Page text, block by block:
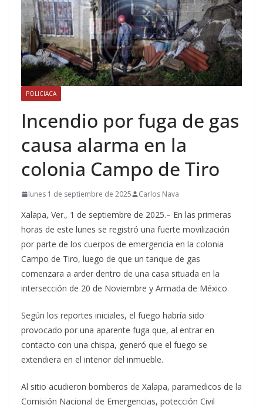
POLICIACA
Incendio por fuga de gas
causa alarma en la
colonia Campo de Tiro
lunes 1 de septiembre de 2025 Carlos Nava
Xalapa, Ver., 1 de septiembre de 2025.– En las primeras
horas de este lunes se registró una fuerte movilización
por parte de los cuerpos de emergencia en la colonia
Campo de Tiro, luego de que un tanque de gas
comenzara a arder dentro de una casa situada en la
intersección de 20 de Noviembre y Armada de México.
Según los reportes iniciales, el fuego habría sido
provocado por una aparente fuga que, al entrar en
contacto con una chispa, generó que el fuego se
extendiera en el interior del inmueble.
Al sitio acudieron bomberos de Xalapa, paramedicos de la
Comisión Nacional de Emergencias, potección Civil